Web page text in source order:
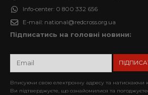
Info-center: 0 800 332 656
E-mail: national@redcross.org.ua
Підписатись на головні новини:
Вписуючи свою електронну адресу та натискаючи
Ви підтверджуєте, що ознайомилися та